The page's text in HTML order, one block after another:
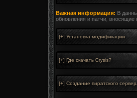
Важная информация: В
обновления и патчи, вносящие